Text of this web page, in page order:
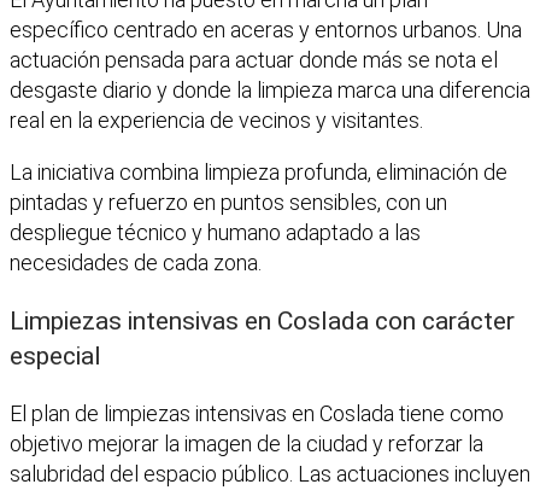
específico centrado en aceras y entornos urbanos. Una
actuación pensada para actuar donde más se nota el
desgaste diario y donde la limpieza marca una diferencia
real en la experiencia de vecinos y visitantes.
La iniciativa combina limpieza profunda, eliminación de
pintadas y refuerzo en puntos sensibles, con un
despliegue técnico y humano adaptado a las
necesidades de cada zona.
Limpiezas intensivas en Coslada con carácter
especial
El plan de limpiezas intensivas en Coslada tiene como
objetivo mejorar la imagen de la ciudad y reforzar la
salubridad del espacio público. Las actuaciones incluyen